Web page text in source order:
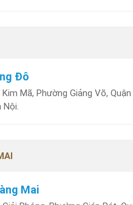
Đô
Mã, Phường Giảng Võ,
Nội.
Mai